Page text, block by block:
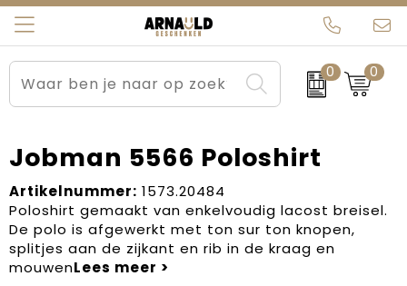
0 0
Relatiegeschenken
Sportkleding
Werkkleding
Kleding en textiel
Tassen
Beurs en Evenementen
Brievenbuspakketten
Carnaval
Dag van de Zorg
Kerstartikelen
Arnauld Kerstpakketten
MijnEigenKadootje
Ons team
Contact
Blogs
Jobman 5566 Poloshirt
Artikelnummer: 1573.20484
Poloshirt gemaakt van enkelvoudig lacost breisel.
De polo is afgewerkt met ton sur ton knopen,
splitjes aan de zijkant en rib in de kraag en
mouwen